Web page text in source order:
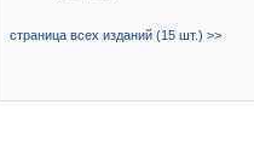
страница всех изданий (15 шт.) >>